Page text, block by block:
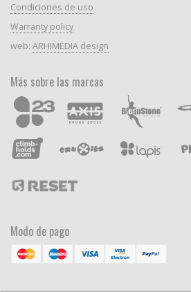
Condiciones de uso
Warranty policy
web: ARHIMEDIA design
Más sobre las marcas
Modo de pago